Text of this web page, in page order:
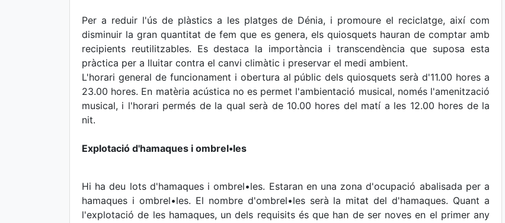
Per a reduir l'ús de plàstics a les platges de Dénia, i promoure el reciclatge, així com
disminuir la gran quantitat de fem que es genera, els quiosquets hauran de comptar amb
recipients reutilitzables. Es destaca la importància i transcendència que suposa esta
pràctica per a lluitar contra el canvi climàtic i preservar el medi ambient.
L'horari general de funcionament i obertura al públic dels quiosquets serà d'11.00 hores a
23.00 hores. En matèria acústica no es permet l'ambientació musical, només l'amenització
musical, i l'horari permés de la qual serà de 10.00 hores del matí a les 12.00 hores de la
nit.
Explotació d'hamaques i ombrel•les
Hi ha deu lots d'hamaques i ombrel•les. Estaran en una zona d'ocupació abalisada per a
hamaques i ombrel•les. El nombre d'ombrel•les serà la mitat del d'hamaques. Quant a
l'explotació de les hamaques, un dels requisits és que han de ser noves en el primer any